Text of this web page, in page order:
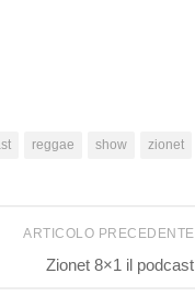
reggae show zionet
ARTICOLO PRECEDENTE
Zionet 8×1 il podcast